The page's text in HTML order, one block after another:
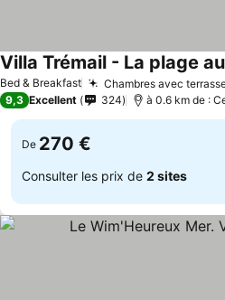
Bed & Breakfast Chambres avec
9,3 Excellent 324 à 0.6 km de :
De 270 €
Consulter les prix de 2 sites